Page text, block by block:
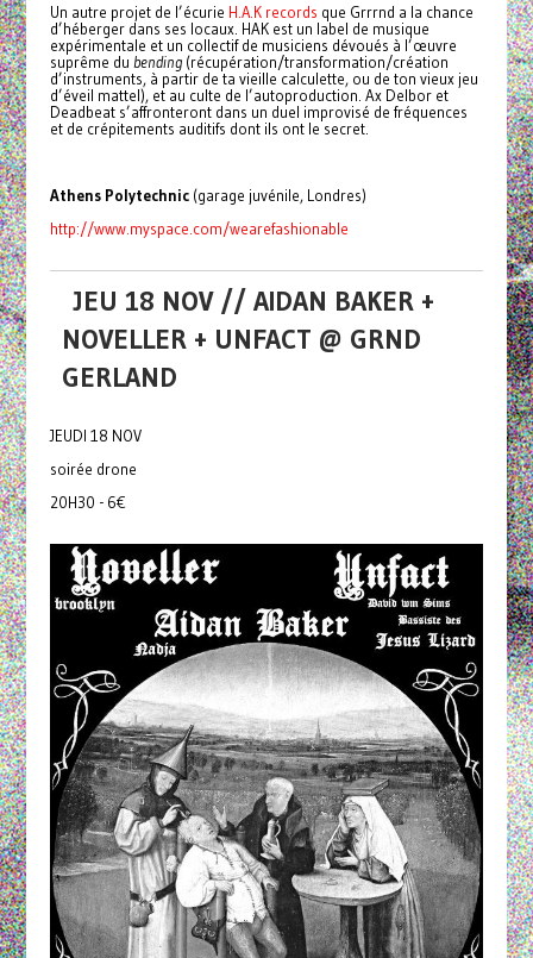
Un autre projet de l’écurie H.A.K records que Grrrnd a la chance
d’héberger dans ses locaux. HAK est un label de musique
expérimentale et un collectif de musiciens dévoués à l’œuvre
suprême du bending(récupération/transformation/création
d’instruments, à partir de ta vieille calculette, ou de ton vieux jeu
d’éveil mattel), et au culte de l’autoproduction. Ax Delbor et
Deadbeat s’affronteront dans un duel improvisé de fréquences
et de crépitements auditifs dont ils ont le secret.
Athens Polytechnic(garage juvénile, Londres)
http://www.myspace.com/wearefashionable
JEU 18 NOV // AIDAN BAKER +
NOVELLER + UNFACT @ GRND
GERLAND
JEUDI 18 NOV
soirée drone
20H30 - 6€